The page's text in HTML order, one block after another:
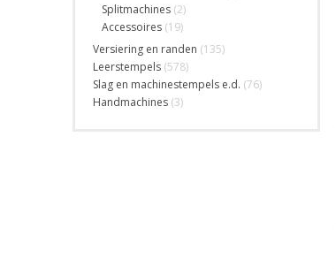
Splitmachines (2)
Accessoires (19)
Versiering en randen (135)
Leerstempels (578)
Slag en machinestempels e.d. (76)
Handmachines (3)